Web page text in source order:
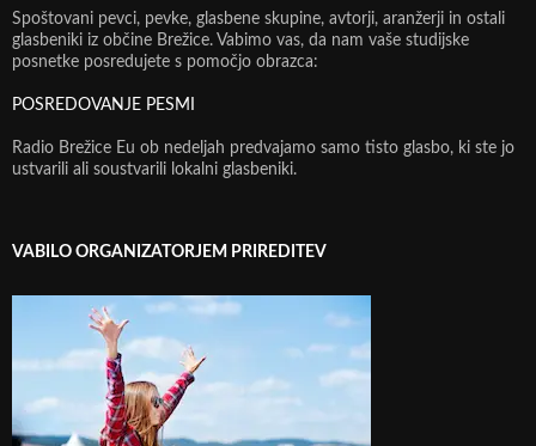
Spoštovani pevci, pevke, glasbene skupine, avtorji, aranžerji in ostali
glasbeniki iz občine Brežice. Vabimo vas, da nam vaše studijske
posnetke posredujete s pomočjo obrazca:
POSREDOVANJE PESMI
Radio Brežice Eu ob nedeljah predvajamo samo tisto glasbo, ki ste jo
ustvarili ali soustvarili lokalni glasbeniki.
VABILO ORGANIZATORJEM PRIREDITEV